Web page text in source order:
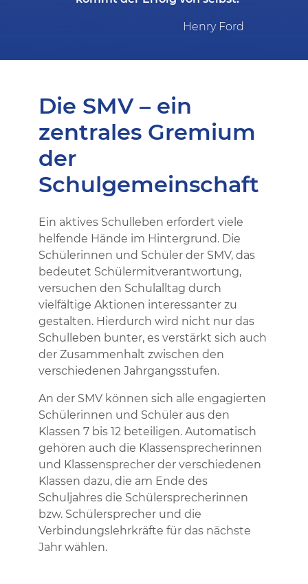
Henry Ford
Die SMV – ein
zentrales Gremium
der
Schulgemeinschaft
Ein aktives Schulleben erfordert viele
helfende Hände im Hintergrund. Die
Schülerinnen und Schüler der SMV, das
bedeutet Schülermitverantwortung,
versuchen den Schulalltag durch
vielfältige Aktionen interessanter zu
gestalten. Hierdurch wird nicht nur das
Schulleben bunter, es verstärkt sich auch
der Zusammenhalt zwischen den
verschiedenen Jahrgangsstufen.
An der SMV können sich alle engagierten
Schülerinnen und Schüler aus den
Klassen 7 bis 12 beteiligen. Automatisch
gehören auch die Klassensprecherinnen
und Klassensprecher der verschiedenen
Klassen dazu, die am Ende des
Schuljahres die Schülersprecherinnen
bzw. Schülersprecher und die
Verbindungslehrkräfte für das nächste
Jahr wählen.